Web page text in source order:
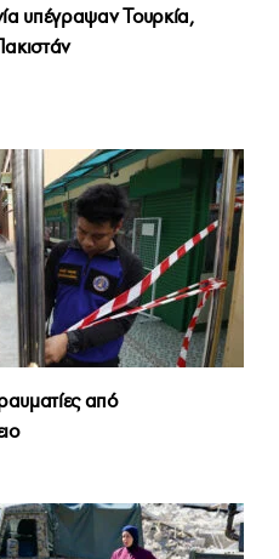
υπέγραψαν Τουρκία,
από